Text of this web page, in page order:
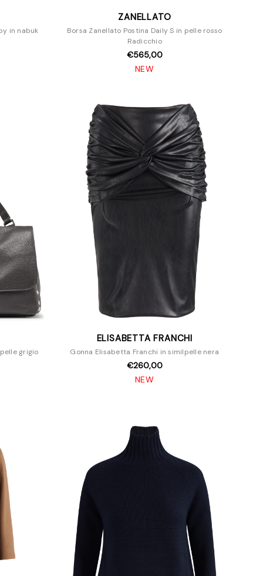
in nabuk
ZANELLATO
Borsa Zanellato Postina Daily S in pelle rosso
Radicchio
€565,00
NEW
grigio
ELISABETTA FRANCHI
Gonna Elisabetta Franchi in similpelle nera
€260,00
NEW